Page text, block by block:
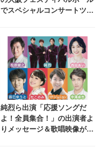
でスペシャルコンサートツア
に同ホールで追加公演が決定
純烈ら出演「応援ソングだ
よ！全員集合！」の出演者よ
りメッセージ＆歌唱映像が到